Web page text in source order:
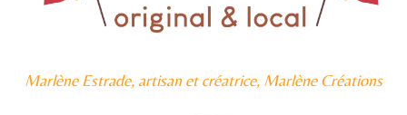
Marlène Estrade, artisan et créatrice, Marlène Créations